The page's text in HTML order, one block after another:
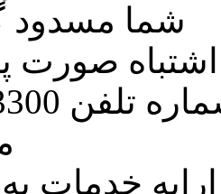
شما مسدود
اشتباه صورت
خدمات به